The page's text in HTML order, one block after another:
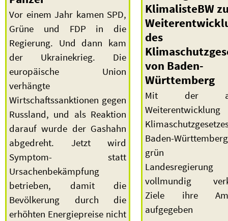
Vor einem Jahr kamen SPD,
Grüne und FDP in die
Regierung. Und dann kam
der Ukrainekrieg. Die
europäische Union
verhängte
Wirtschaftssanktionen gegen
Russland, und als Reaktion
darauf wurde der Gashahn
abgedreht. Jetzt wird
Symptom- statt
Ursachenbekämpfung
betrieben, damit die
Bevölkerung durch die
erhöhten Energiepreise nicht
KlimalisteBW
des
von Baden-
Württemberg
Mit der
Baden-
grün
vollmundig
Ziele ihre
aufgegeben